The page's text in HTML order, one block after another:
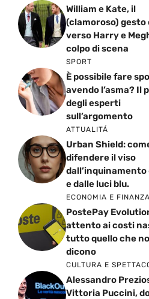
William e Kate, il
(clamoroso) gesto
verso Harry e
colpo di scena
SPORT
È possibile fare
avendo l’asma? Il
degli esperti
sull’argomento
ATTUALITÁ
Urban Shield:
difendere il viso
e dalle luci blu.
ECONOMIA E FINANZA
PostePay
attento ai costi
tutto quello che
dicono
CULTURA E
Alessandro
Vittoria Puccini,